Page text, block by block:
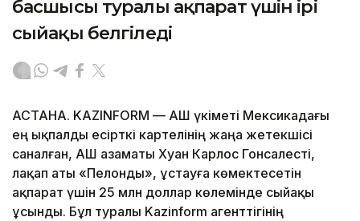
басшысы туралы ақпарат үшін ірі
сыйақы белгіледі
АСТАНА. KAZINFORM — АҚШ үкіметі Мексикадағы
ең ықпалды есірткі картелінің жаңа жетекшісі
саналған, АҚШ азаматы Хуан Карлос Гонсалесті,
лақап аты «Пелонды», ұстауға көмектесетін
ақпарат үшін 25 млн доллар көлемінде сыйақы
ұсынды. Бұл туралы Kazinform агенттігінің